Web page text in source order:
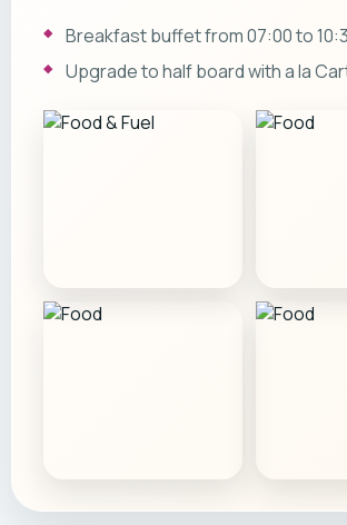
Breakfast buffet from 07:00 to
Upgrade to half board with a la